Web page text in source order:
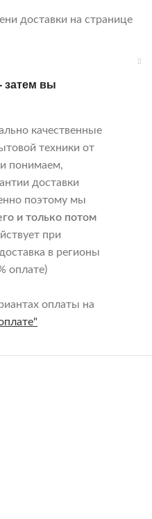
доставки на странице
затем вы
качественные
техники от
понимаем,
доставки
поэтому мы
и только потом
при
в регионы
оплате)
оплаты на